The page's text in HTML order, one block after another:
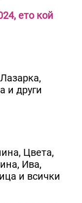
ето кой
и други
Цвета,
Ива,
и всички